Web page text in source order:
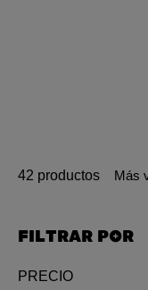
42 productos
FILTRAR POR
PRECIO